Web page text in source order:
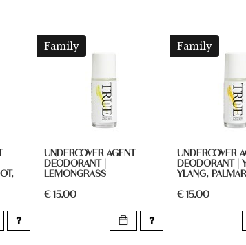
Family
UNDERCOVER AGENT
DEODORANT |
LEMONGRASS
€ 15,00
Family
UNDERCOVER
DEODORANT |
YLANG,
€ 15,00